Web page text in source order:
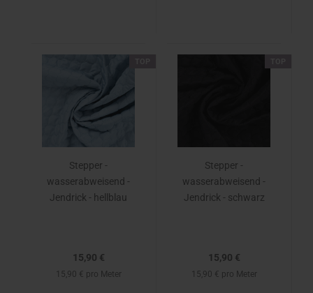
Stepper -
wasserabweisend -
Jendrick - hellblau
15,90 €
15,90 € pro Meter
Stepper -
wasserabweisend -
Jendrick - schwarz
15,90 €
15,90 € pro Meter